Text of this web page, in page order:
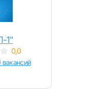
1"
0,0
вакансий